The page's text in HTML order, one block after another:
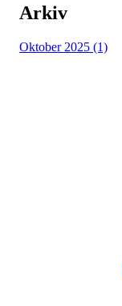
Arkiv
Oktober 2025 (1)